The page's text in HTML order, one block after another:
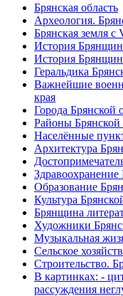
Брянская область
Археология.
Брянская земля
История
История
Геральдика
Важнейшие
края
Города Брянской
Районы Брянской
Населённые
Архитектура
Здравоохранение
Образование
Культура
Брянщина
Художники
Музыкальная
Сельское
Строительство.
В картинках: -
рассуждения